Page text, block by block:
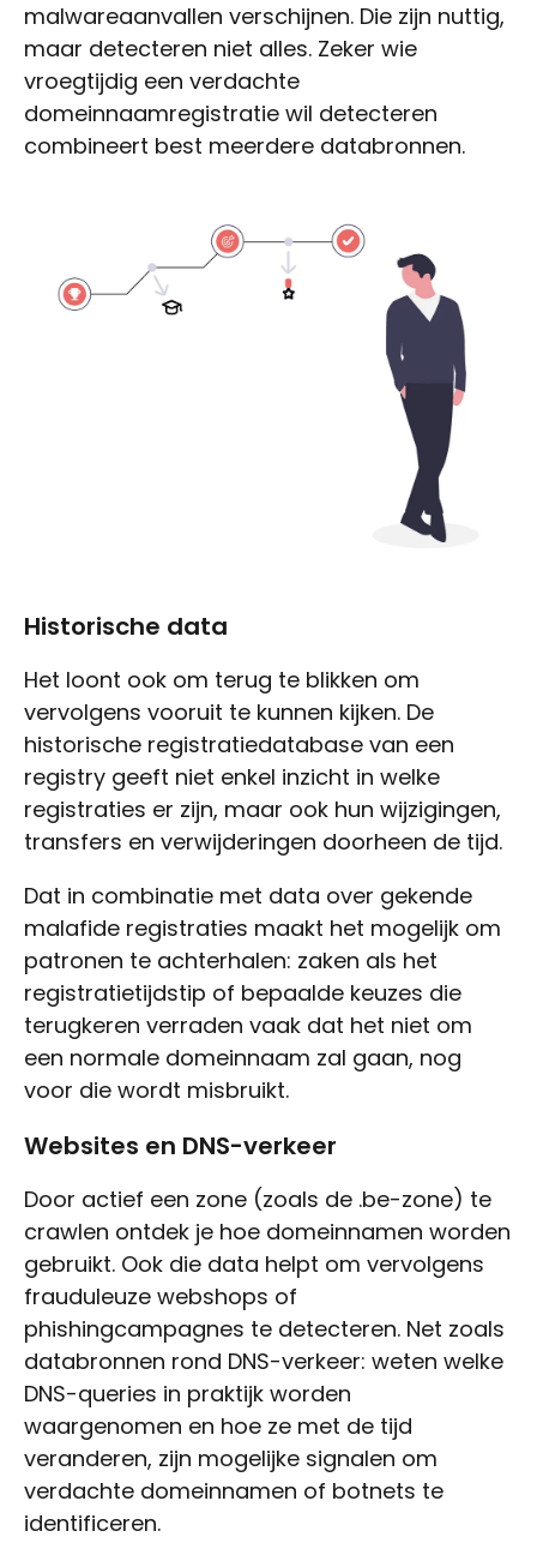
malwareaanvallen verschijnen. Die zijn nuttig,
maar detecteren niet alles. Zeker wie
vroegtijdig een verdachte
domeinnaamregistratie wil detecteren
combineert best meerdere databronnen.
Historische data
Het loont ook om terug te blikken om
vervolgens vooruit te kunnen kijken. De
historische registratiedatabase van een
registry geeft niet enkel inzicht in welke
registraties er zijn, maar ook hun wijzigingen,
transfers en verwijderingen doorheen de tijd.
Dat in combinatie met data over gekende
malafide registraties maakt het mogelijk om
patronen te achterhalen: zaken als het
registratietijdstip of bepaalde keuzes die
terugkeren verraden vaak dat het niet om
een normale domeinnaam zal gaan, nog
voor die wordt misbruikt.
Websites en DNS-verkeer
Door actief een zone (zoals de .be-zone) te
crawlen ontdek je hoe domeinnamen worden
gebruikt. Ook die data helpt om vervolgens
frauduleuze webshops of
phishingcampagnes te detecteren. Net zoals
databronnen rond DNS-verkeer: weten welke
DNS-queries in praktijk worden
waargenomen en hoe ze met de tijd
veranderen, zijn mogelijke signalen om
verdachte domeinnamen of botnets te
identificeren.